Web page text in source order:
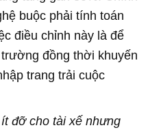
buộc phải tính toán
điều chỉnh này là để
đồng thời khuyến
trang trải cuộc
đỡ cho tài xế nhưng